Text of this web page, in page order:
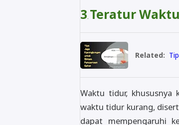
3. Teratur
Related:
Waktu tidur, khususnya
waktu tidur kurang,
dapat mempengaruhi